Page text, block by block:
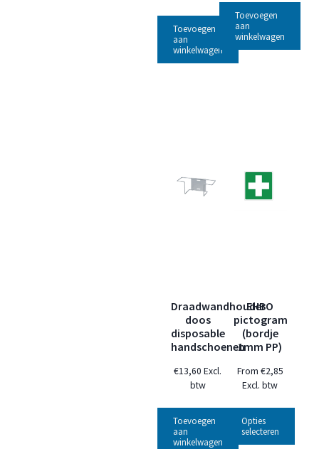
Toevoegen
aan
winkelwagen
Toevoegen
aan
winkelwagen
Draadwandhouder
doos
disposable
handschoenen
€13,60 Excl.
btw
Toevoegen
aan
winkelwagen
EHBO
pictogram
(bordje
1mm PP)
From €2,85
Excl. btw
Opties
selecteren